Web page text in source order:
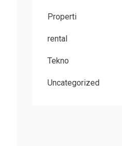
Properti
rental
Tekno
Uncategorized